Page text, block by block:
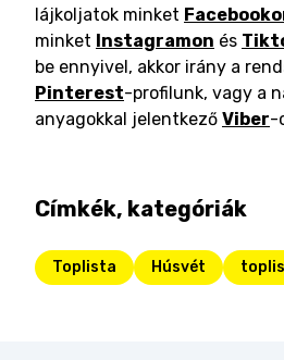
lájkoljatok minket
minket Instagramon és
be ennyivel, akkor irány a
Pinterest-profilunk, vagy a
anyagokkal jelentkező Viber-
Címkék, kategóriák
Toplista Húsvét